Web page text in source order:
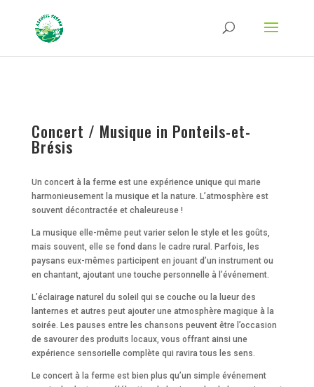
Type-Options Referrer-Policy Permissions-Policy
ga('require', 'GTM-TFCVLFN');
Concert / Musique in Ponteils-et-
Brésis
Un concert à la ferme est une expérience unique qui marie
harmonieusement la musique et la nature. L’atmosphère est
souvent décontractée et chaleureuse !
La musique elle-même peut varier selon le style et les goûts,
mais souvent, elle se fond dans le cadre rural. Parfois, les
paysans eux-mêmes participent en jouant d’un instrument ou
en chantant, ajoutant une touche personnelle à l’événement.
L’éclairage naturel du soleil qui se couche ou la lueur des
lanternes et autres peut ajouter une atmosphère magique à la
soirée. Les pauses entre les chansons peuvent être l’occasion
de savourer des produits locaux, vous offrant ainsi une
expérience sensorielle complète qui ravira tous les sens.
Le concert à la ferme est bien plus qu’un simple événement